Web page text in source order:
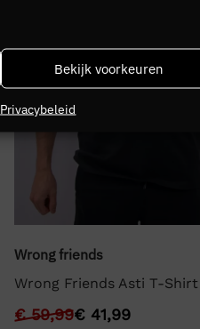
Bekijk voorkeuren
Privacybeleid
Wrong friends
Wrong Friends Asti T-Shirt
€59,99€ 41,99